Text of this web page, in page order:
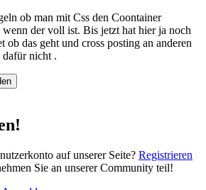
ob man mit Css den Coontainer
wenn der voll ist. Bis jetzt hat hier ja noch
ob das geht und cross posting an anderen
dafür nicht .
auf unserer Seite? Registrieren
Sie an unserer Community teil!